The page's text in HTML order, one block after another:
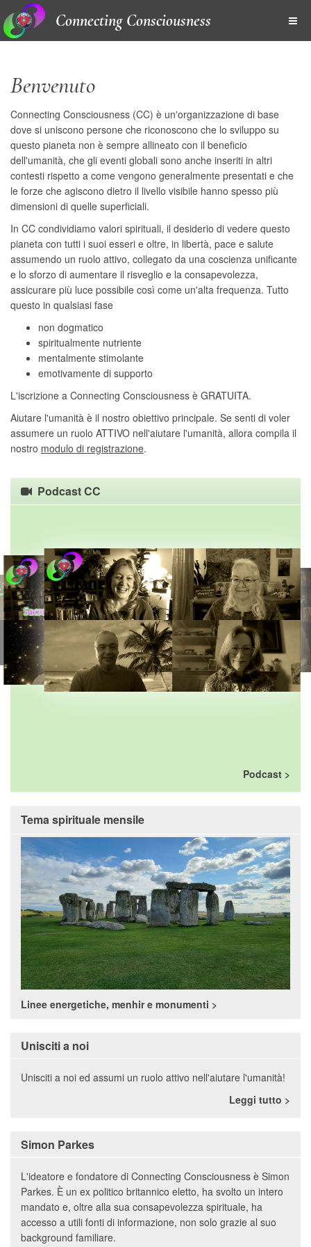
Connecting Consciousness
Benvenuto
Connecting Consciousness (CC) è un'organizzazione di base
dove si uniscono persone che riconoscono che lo sviluppo su
questo pianeta non è sempre allineato con il beneficio
dell'umanità, che gli eventi globali sono anche inseriti in altri
contesti rispetto a come vengono generalmente presentati e che
le forze che agiscono dietro il livello visibile hanno spesso più
dimensioni di quelle superficiali.
In CC condividiamo valori spirituali, il desiderio di vedere questo
pianeta con tutti i suoi esseri e oltre, in libertà, pace e salute
assumendo un ruolo attivo, collegato da una coscienza unificante
e lo sforzo di aumentare il risveglio e la consapevolezza,
assicurare più luce possibile così come un'alta frequenza. Tutto
questo in qualsiasi fase
non dogmatico
spiritualmente nutriente
mentalmente stimolante
emotivamente di supporto
L'iscrizione a Connecting Consciousness è GRATUITA.
Aiutare l'umanità è il nostro obiettivo principale. Se senti di voler
assumere un ruolo ATTIVO nell'aiutare l'umanità, allora compila il
nostro modulo di registrazione.
Podcast CC
Podcast
Tema spirituale mensile
Linee energetiche, menhir e monumenti
Unisciti a noi
Unisciti a noi ed assumi un ruolo attivo nell'aiutare l'umanità!
Leggi tutto
Simon Parkes
L'ideatore e fondatore di Connecting Consciousness è Simon
Parkes. È un ex politico britannico eletto, ha svolto un intero
mandato e, oltre alla sua consapevolezza spirituale, ha
accesso a utili fonti di informazione, non solo grazie al suo
background familiare.